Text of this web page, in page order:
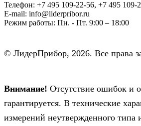
Телефон: +7 495 109-22-56, +7 495 109-
E-mail: info@liderpribor.ru
Режим работы: Пн. - Пт. 9:00 – 18:00
© ЛидерПрибор, 2026. Все права
Внимание! Отсутствие ошибок и
гарантируется. В технические
измерений неутвержденного типа